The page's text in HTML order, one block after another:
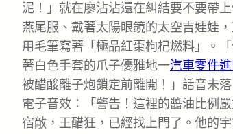
泥！」就在廖沾沾還在糾結要不要帶
燕尾服、戴著太陽眼鏡的太空吉娃娃
用毛筆寫著「極品紅棗枸杞燃料」。
著白色手套的爪子優雅地一汽車零件
被醋酸離子炮鎖定前離開！」話音未
電子音效：「警告！這裡的醬油比例
宿敵，王醋狂，已經找上門了。他的